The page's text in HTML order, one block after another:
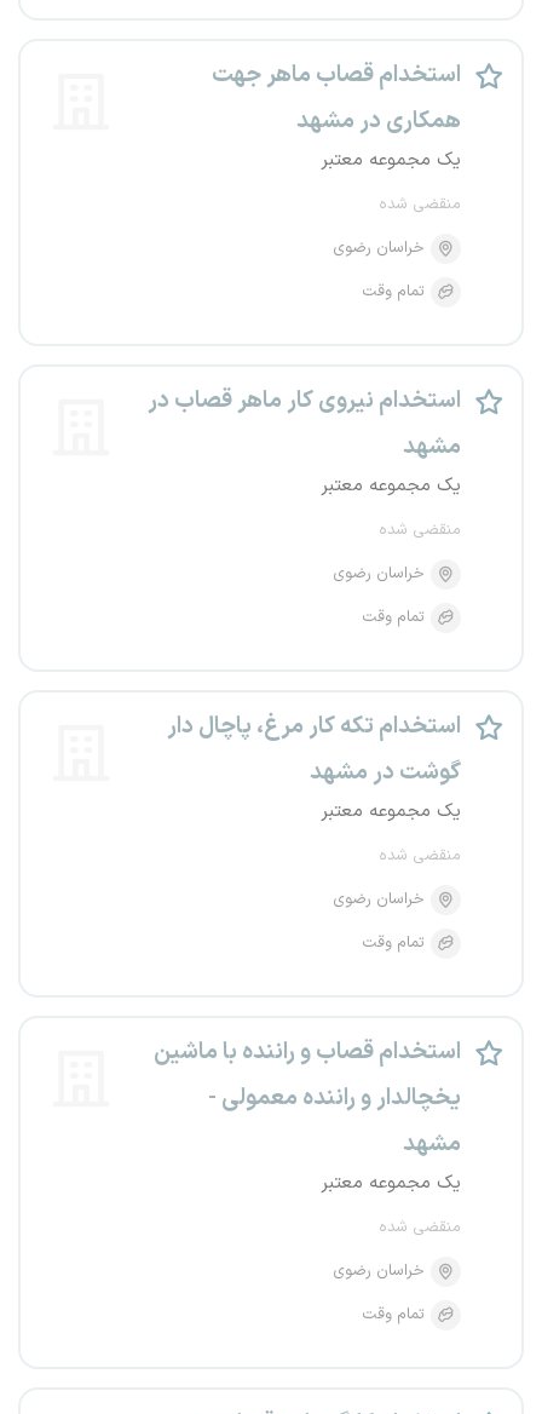
استخدام قصاب ماهر جهت
همکاری در مشهد
یک مجموعه معتبر
منقضی شده
خراسان رضوی
تمام وقت
استخدام نیروی کار ماهر قصاب در
مشهد
یک مجموعه معتبر
منقضی شده
خراسان رضوی
تمام وقت
استخدام تکه کار مرغ، پاچال دار
گوشت در مشهد
یک مجموعه معتبر
منقضی شده
خراسان رضوی
تمام وقت
استخدام قصاب و راننده با ماشین
یخچالدار و راننده معمولی -
مشهد
یک مجموعه معتبر
منقضی شده
خراسان رضوی
تمام وقت